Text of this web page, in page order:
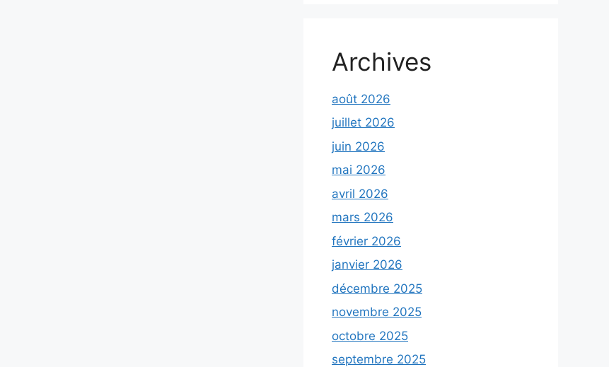
Archives
août 2026
juillet 2026
juin 2026
mai 2026
avril 2026
mars 2026
février 2026
janvier 2026
décembre 2025
novembre 2025
octobre 2025
septembre 2025